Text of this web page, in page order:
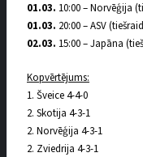
01.03. 10:00 – Norvēģija
01.03. 20:00 – ASV
02.03. 15:00 – Japāna
Kopvērtējums:
1. Šveice 4-4-0
2. Skotija 4-3-1
2. Norvēģija 4-3-1
2. Zviedrija 4-3-1